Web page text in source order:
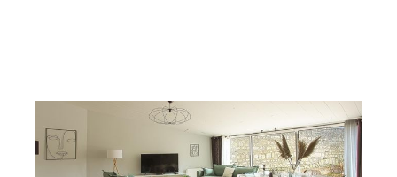
LUCON 85
289 m
Ref : 428